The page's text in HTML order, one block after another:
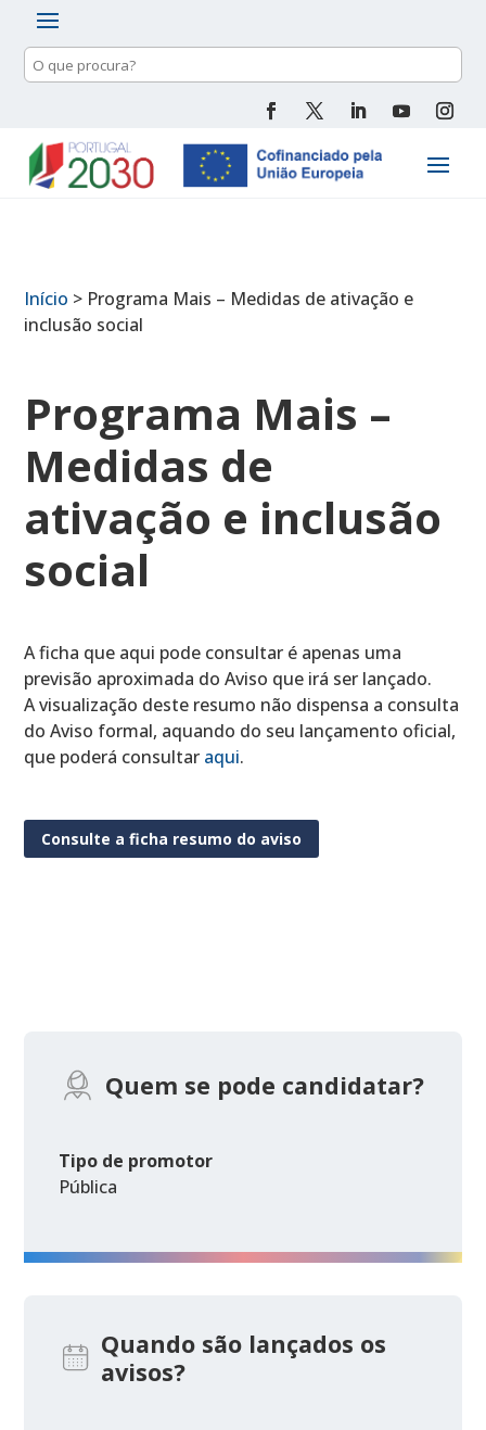
Pesquisa
de
Início > Programa Mais – Medidas de ativação e
inclusão social
Programa Mais –
Medidas de
ativação e inclusão
social
A ficha que aqui pode consultar é apenas uma
previsão aproximada do Aviso que irá ser lançado.
A visualização deste resumo não dispensa a consulta
do Aviso formal, aquando do seu lançamento oficial,
que poderá consultar aqui.
Consulte a ficha resumo do aviso
Quem se pode candidatar?
Tipo de promotor
Pública
Quando são lançados os
avisos?